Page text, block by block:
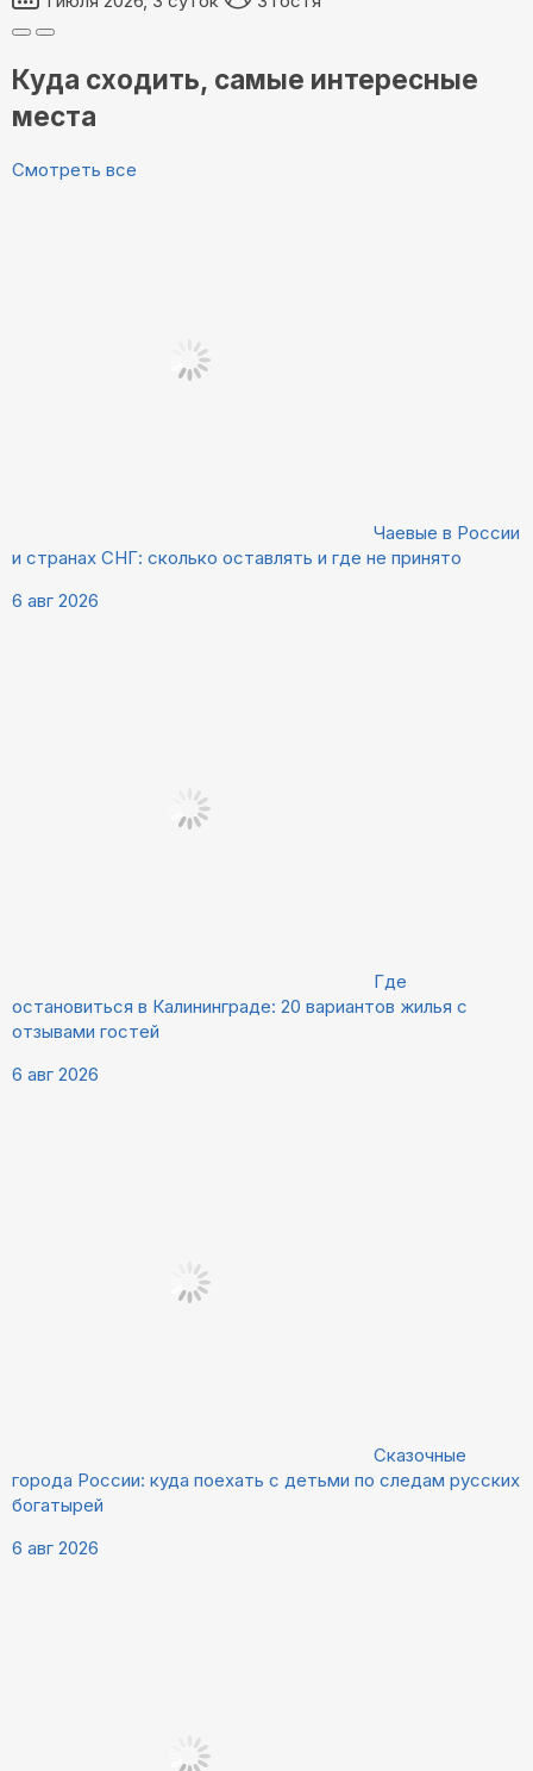
Куда сходить, самые интересные
места
Смотреть все
Чаевые в России
и странах СНГ: сколько оставлять и где не принято
6 авг 2026
Где
остановиться в Калининграде: 20 вариантов жилья с
отзывами гостей
6 авг 2026
Сказочные
города России: куда поехать с детьми по следам русских
богатырей
6 авг 2026